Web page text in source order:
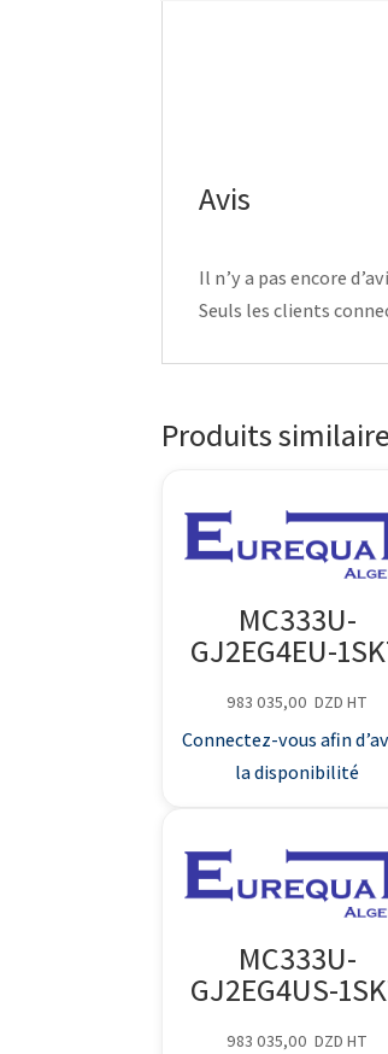
Avis
Il n’y a pas encore
Seuls les clients
Produits
MC333U-
GJ2EG4EU-
983 035,00 DZD HT
Connectez-vous afin
la disponibilité
MC333U-
GJ2EG4US-
983 035,00 DZD HT